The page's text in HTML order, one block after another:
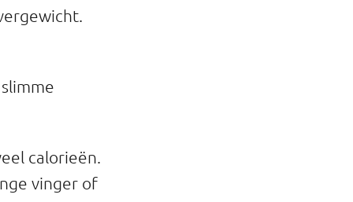
calorieën.
vinger of